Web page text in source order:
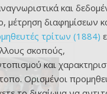
και
μέτρηση διαφημίσεων
τρίτων (1884)
σκοπούς,
και
Ορισμένοι